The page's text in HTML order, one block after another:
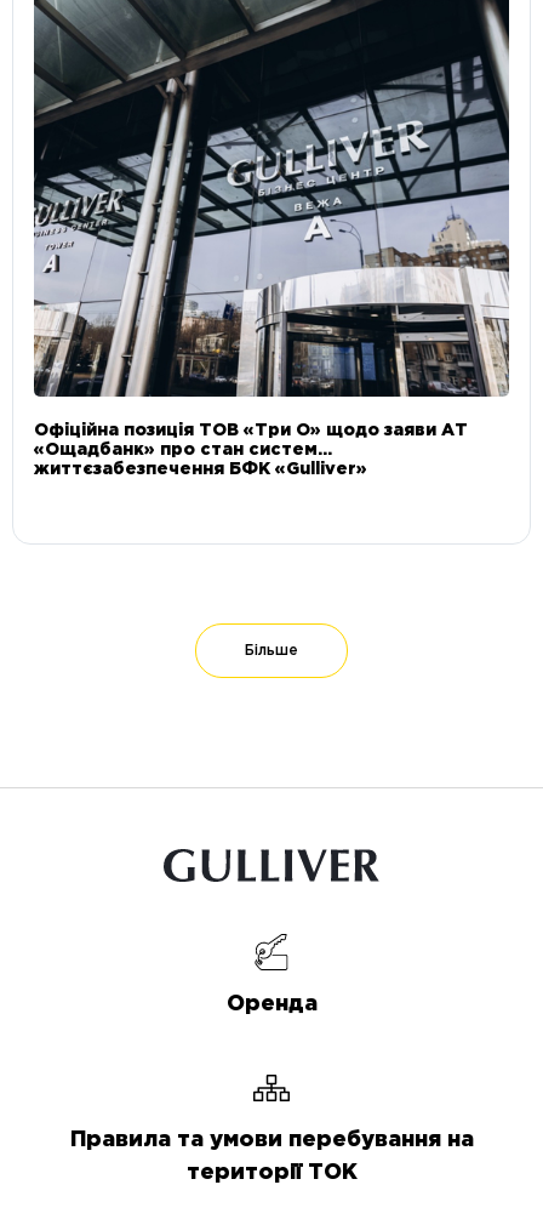
Офіційна позиція ТОВ «Три О» щодо заяви АТ
«Ощадбанк» про стан систем
життєзабезпечення БФК «Gulliver»
Більше
Оренда
Правила та умови перебування на
території ТОК